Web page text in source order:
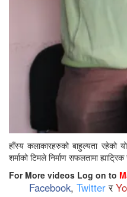
हाँस्य कलाकारहरुको बाहुल्यता रहेको
शर्माको टिमले निर्माण सफलतामा
For More videos Log on to
Facebook, Twitterर